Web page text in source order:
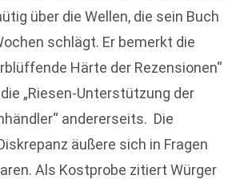
über die Wellen, die sein Buch
schlägt. Er bemerkt die
Härte der Rezensionen“
„Riesen-Unterstützung der
andererseits. Die
äußere sich in Fragen
Als Kostprobe zitiert Würger